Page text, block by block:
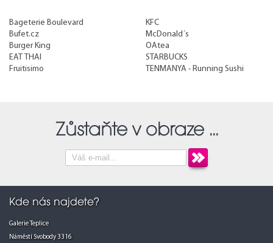
83 84
90
91
92
97
111
70 71 73
Bageterie Boulevard
Bufet.cz
Burger King
EAT THAI
Fruitisimo
KFC
McDonald´s
OAtea
STARBUCKS
TENMANYA - Running Sushi
Zůstaňte v obraze ...
Kde nás najdete?
Galerie Teplice
Náměstí Svobody 3316